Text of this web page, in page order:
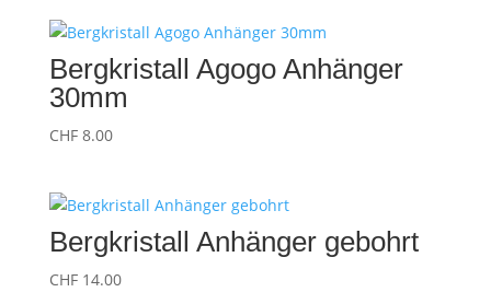
Bergkristall Agogo Anhänger
30mm
CHF8.00
Bergkristall Anhänger gebohrt
CHF14.00